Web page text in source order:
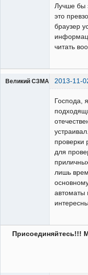
Лучше бы
это
браузер
читать
Великий СЗМА Новгород
2013-11-
Господа,
проверки
для
лишь
автоматы
Присоединяйтесь!!!